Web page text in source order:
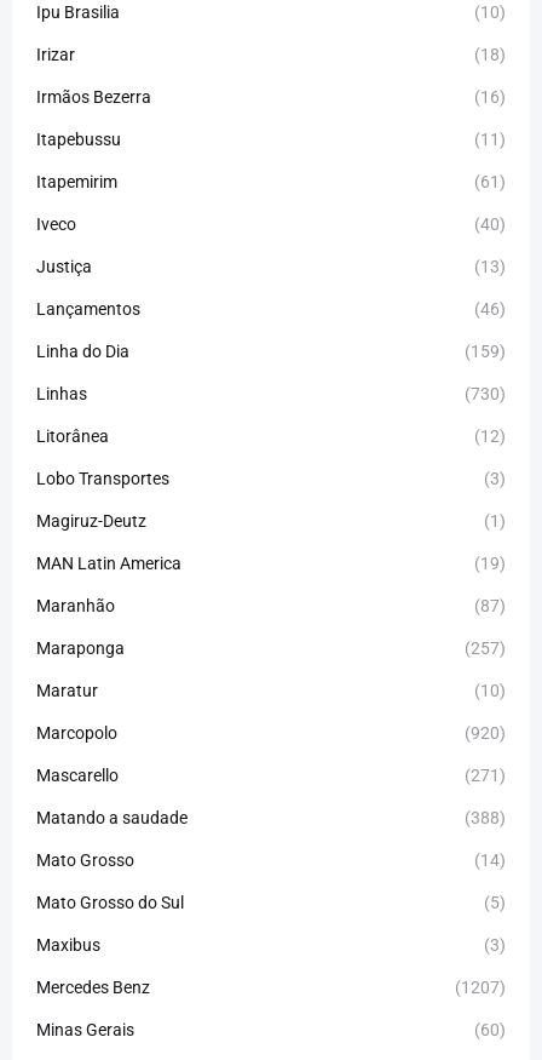
Ipu Brasilia (10)
Irizar (18)
Irmãos Bezerra (16)
Itapebussu (11)
Itapemirim (61)
Iveco (40)
Justiça (13)
Lançamentos (46)
Linha do Dia (159)
Linhas (730)
Litorânea (12)
Lobo Transportes (3)
Magiruz-Deutz (1)
MAN Latin America (19)
Maranhão (87)
Maraponga (257)
Maratur (10)
Marcopolo (920)
Mascarello (271)
Matando a saudade (388)
Mato Grosso (14)
Mato Grosso do Sul (5)
Maxibus (3)
Mercedes Benz (1207)
Minas Gerais (60)